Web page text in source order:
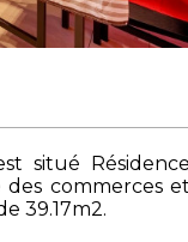
situé
commerces
39.17m2.